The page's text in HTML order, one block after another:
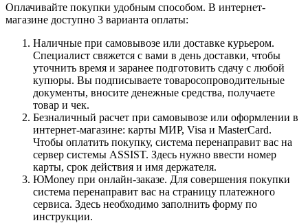
Оплачивайте покупки удобным способом. В интернет-
магазине доступно 3 варианта оплаты:
Наличные при самовывозе или доставке курьером.
Специалист свяжется с вами в день доставки, чтобы
уточнить время и заранее подготовить сдачу с любой
купюры. Вы подписываете товаросопроводительные
документы, вносите денежные средства, получаете
товар и чек.
Безналичный расчет при самовывозе или оформлении в
интернет-магазине: карты МИР, Visa и MasterCard.
Чтобы оплатить покупку, система перенаправит вас на
сервер системы ASSIST. Здесь нужно ввести номер
карты, срок действия и имя держателя.
ЮMoney при онлайн-заказе. Для совершения покупки
система перенаправит вас на страницу платежного
сервиса. Здесь необходимо заполнить форму по
инструкции.